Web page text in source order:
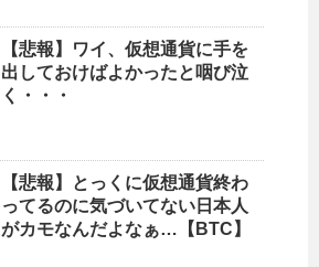
【悲報】ワイ、仮想通貨に手を
出しておけばよかったと咽び泣
く・・・
【悲報】とっくに仮想通貨終わ
ってるのに気づいてない日本人
がカモなんだよなぁ…【BTC】